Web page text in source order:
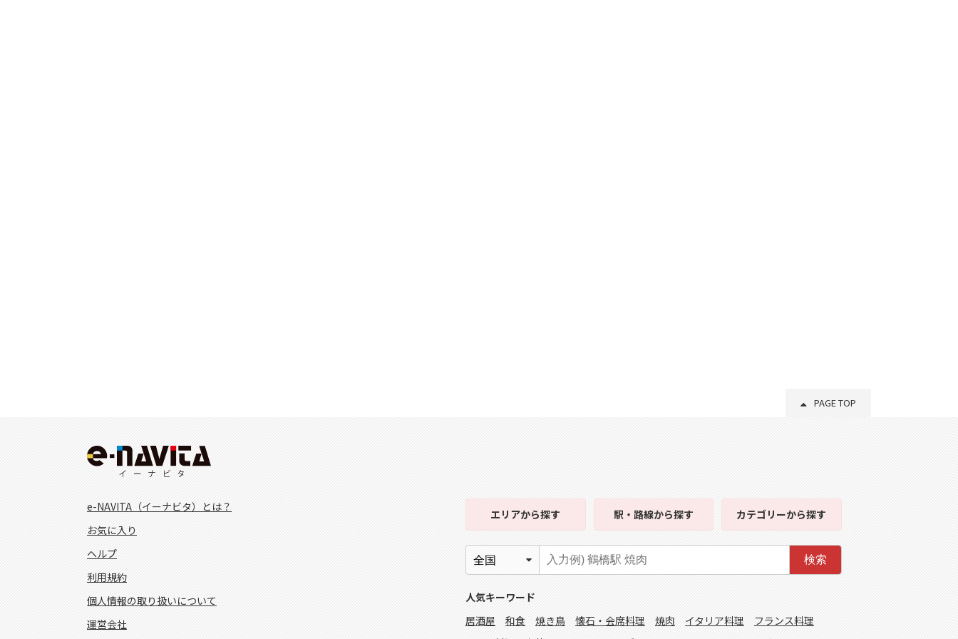
PAGE TOP
e-NAVITA（イーナビタ）とは？
お気に入り
ヘルプ
利用規約
個人情報の取り扱いについて
運営会社
エリアから探す 駅・路線から探す カテゴリーから探す
検索
人気キーワード
居酒屋
和食 焼き鳥 懐石・会席料理 焼肉 イタリア料理
フランス料理